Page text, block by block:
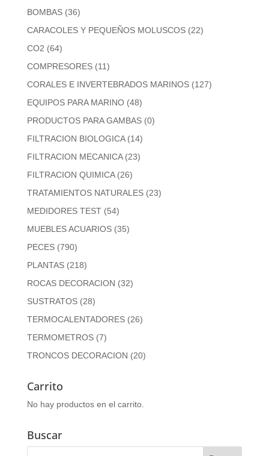
BOMBAS (36)
CARACOLES Y PEQUEÑOS MOLUSCOS (22)
CO2 (64)
COMPRESORES (11)
CORALES E INVERTEBRADOS MARINOS (127)
EQUIPOS PARA MARINO (48)
PRODUCTOS PARA GAMBAS (0)
FILTRACION BIOLOGICA (14)
FILTRACION MECANICA (23)
FILTRACION QUIMICA (26)
TRATAMIENTOS NATURALES (23)
MEDIDORES TEST (54)
MUEBLES ACUARIOS (35)
PECES (790)
PLANTAS (218)
ROCAS DECORACION (32)
SUSTRATOS (28)
TERMOCALENTADORES (26)
TERMOMETROS (7)
TRONCOS DECORACION (20)
Carrito
No hay productos en el carrito.
Buscar